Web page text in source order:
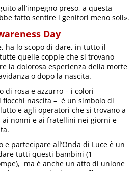
all’impegno preso, a questa
fatto sentire i genitori meno soli».
Day
ha lo scopo di dare, in tutto il
quelle coppie che si trovano
la dolorosa esperienza della morte
o dopo la nascita.
di rosa e azzurro – i colori
nascita – è un simbolo di
e agli operatori che si trovano a
ai nonni e ai fratellini nei giorni e
e partecipare all’Onda di Luce è un
tutti questi bambini (1
ma è anche un atto di unione